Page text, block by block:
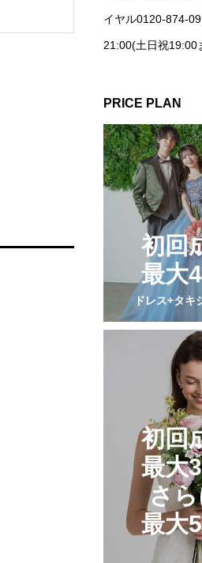
イヤル0120-874-
21:00(土日祝19:00
PRICE PLAN
初回
最大
ドレス+タキ
初回
最大
さら
最大